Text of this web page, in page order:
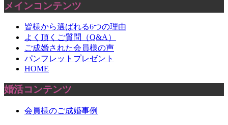
メインコンテンツ
皆様から選ばれる6つの理由
よく頂くご質問（Q&A）
ご成婚された会員様の声
パンフレットプレゼント
HOME
婚活コンテンツ
会員様のご成婚事例